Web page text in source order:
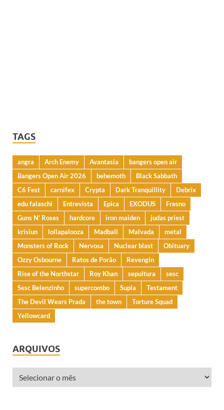
TAGS
angra Arch Enemy Avantasia
bangers open air
Bangers Open Air 2026
behemoth
Black Sabbath
C6 Fest
carnifex Crypta Dark Tranquillity
Debrix
edu falaschi
Entrevista Epica EXODUS
Fresno
Guns N' Roses
hardcore iron maiden
judas priest
krisiun
lollapalooza Madball Malvada
metal
Monsters of Rock
Nervosa Nuclear blast
Obituary
Ozzy Osbourne
Ratos de Porão
Revengin
Rise of the Northstar
Roy Khan sepultura
sesc
Sesc Belenzinho
supercombo Supla
Testament
The Devil Wears Prada
the town
Torture Squad
Yellowcard
ARQUIVOS